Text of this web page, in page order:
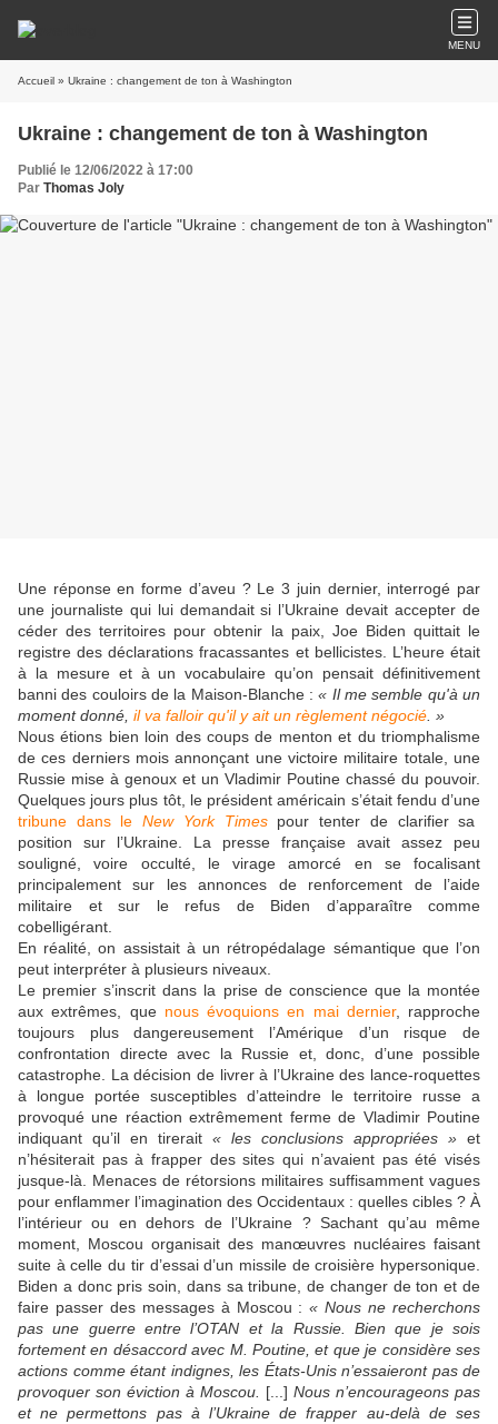
MENU
Accueil » Ukraine : changement de ton à Washington
Ukraine : changement de ton à Washington
Publié le 12/06/2022 à 17:00
Par Thomas Joly
Une réponse en forme d’aveu ? Le 3 juin dernier, interrogé par
une journaliste qui lui demandait si l’Ukraine devait accepter de
céder des territoires pour obtenir la paix, Joe Biden quittait le
registre des déclarations fracassantes et bellicistes. L’heure était
à la mesure et à un vocabulaire qu’on pensait définitivement
banni des couloirs de la Maison-Blanche :« Il me semble qu'à un
moment donné, il va falloir qu'il y ait un règlement négocié . »
Nous étions bien loin des coups de menton et du triomphalisme
de ces derniers mois annonçant une victoire militaire totale, une
Russie mise à genoux et un Vladimir Poutine chassé du pouvoir.
Quelques jours plus tôt, le président américain s’était fendu d’une
tribune dans leNew York Timespour tenter de clarifier sa
position sur l’Ukraine. La presse française avait assez peu
souligné, voire occulté, le virage amorcé en se focalisant
principalement sur les annonces de renforcement de l’aide
militaire et sur le refus de Biden d’apparaître comme
cobelligérant.
En réalité, on assistait à un rétropédalage sémantique que l’on
peut interpréter à plusieurs niveaux.
Le premier s’inscrit dans la prise de conscience que la montée
aux extrêmes, que nous évoquions en mai dernier, rapproche
toujours plus dangereusement l’Amérique d’un risque de
confrontation directe avec la Russie et, donc, d’une possible
catastrophe. La décision de livrer à l’Ukraine des lance-roquettes
à longue portée susceptibles d’atteindre le territoire russe a
provoqué une réaction extrêmement ferme de Vladimir Poutine
indiquant qu’il en tirerait « les conclusions appropriées » et
n’hésiterait pas à frapper des sites qui n’avaient pas été visés
jusque-là. Menaces de rétorsions militaires suffisamment vagues
pour enflammer l’imagination des Occidentaux : quelles cibles ? À
l’intérieur ou en dehors de l’Ukraine ? Sachant qu’au même
moment, Moscou organisait des manœuvres nucléaires faisant
suite à celle du tir d’essai d’un missile de croisière hypersonique.
Biden a donc pris soin, dans sa tribune, de changer de ton et de
faire passer des messages à Moscou :« Nous ne recherchons
pas une guerre entre l’OTAN et la Russie. Bien que je sois
fortement en désaccord avec M. Poutine, et que je considère ses
actions comme étant indignes, les États-Unis n’essaieront pas de
provoquer son éviction à Moscou.
[...] Nous n’encourageons pas
et ne permettons pas à l’Ukraine de frapper au-delà de ses